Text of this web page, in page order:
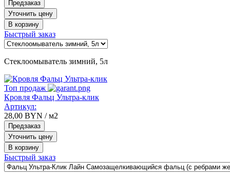
Предзаказ
Уточнить цену
В корзину
Быстрый заказ
Стеклоомыватель зимний, 5л
Топ продаж
Кровля Фальц Ультра-клик
Артикул:
28,00 BYN / м2
Предзаказ
Уточнить цену
В корзину
Быстрый заказ